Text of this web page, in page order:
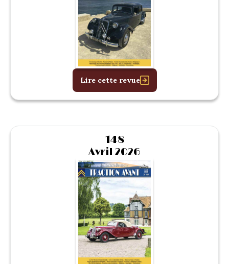
Lire cette revue
148
Avril 2026